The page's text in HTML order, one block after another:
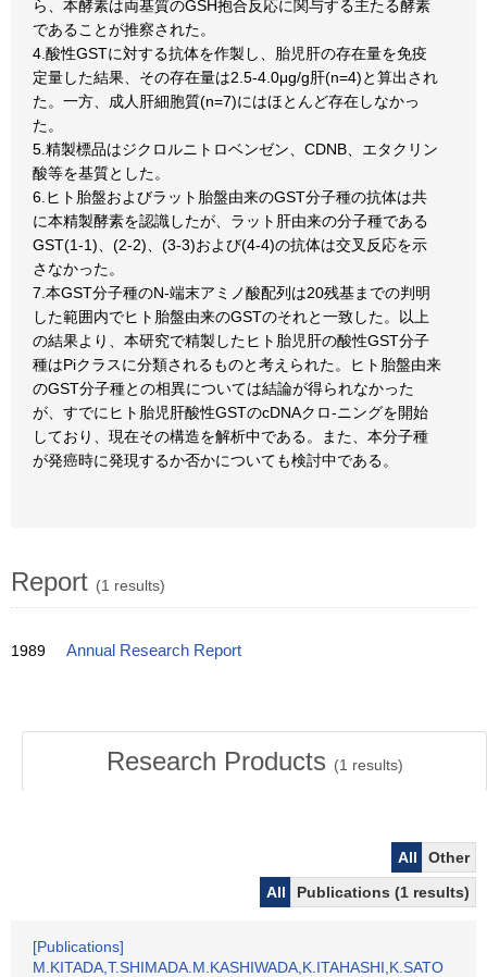
ら、本酵素は両基質のGSH抱合反応に関与する主たる酵素
であることが推察された。
4.酸性GSTに対する抗体を作製し、胎児肝の存在量を免疫
定量した結果、その存在量は2.5-4.0μg/g肝(n=4)と算出され
た。一方、成人肝細胞質(n=7)にはほとんど存在しなかっ
た。
5.精製標品はジクロルニトロベンゼン、CDNB、エタクリン
酸等を基質とした。
6.ヒト胎盤およびラット胎盤由来のGST分子種の抗体は共
に本精製酵素を認識したが、ラット肝由来の分子種である
GST(1-1)、(2-2)、(3-3)および(4-4)の抗体は交叉反応を示
さなかった。
7.本GST分子種のN-端末アミノ酸配列は20残基までの判明
した範囲内でヒト胎盤由来のGSTのそれと一致した。以上
の結果より、本研究で精製したヒト胎児肝の酸性GST分子
種はPiクラスに分類されるものと考えられた。ヒト胎盤由来
のGST分子種との相異については結論が得られなかった
が、すでにヒト胎児肝酸性GSTのcDNAクロ-ニングを開始
しており、現在その構造を解析中である。また、本分子種
が発癌時に発現するか否かについても検討中である。
Report (1 results)
1989 Annual Research Report
Research Products (1 results)
All
Other
All
Publications (1 results)
[Publications]
M.KITADA,T.SHIMADA.M.KASHIWADA,K.ITAHASHI,K.SATO